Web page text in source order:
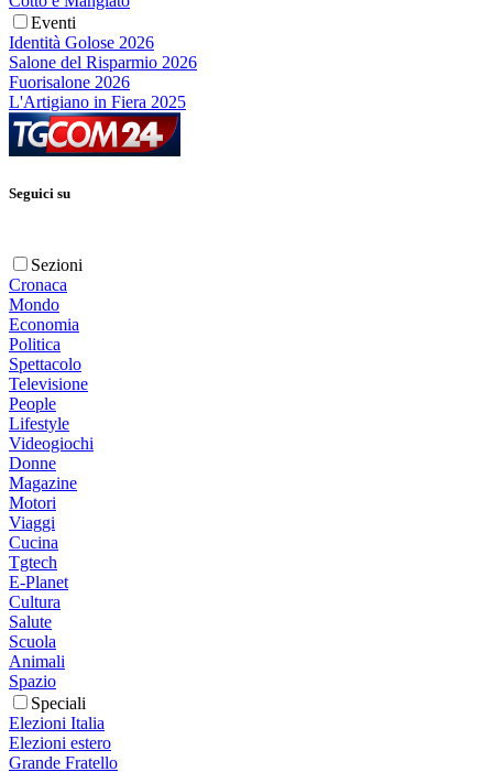
Eventi
Identità Golose 2026
Salone del Risparmio 2026
Fuorisalone 2026
L'Artigiano in Fiera 2025
Seguici su
Sezioni
Cronaca
Mondo
Economia
Politica
Spettacolo
Televisione
People
Lifestyle
Videogiochi
Donne
Magazine
Motori
Viaggi
Cucina
Tgtech
E-Planet
Cultura
Salute
Scuola
Animali
Spazio
Speciali
Elezioni Italia
Elezioni estero
Grande Fratello